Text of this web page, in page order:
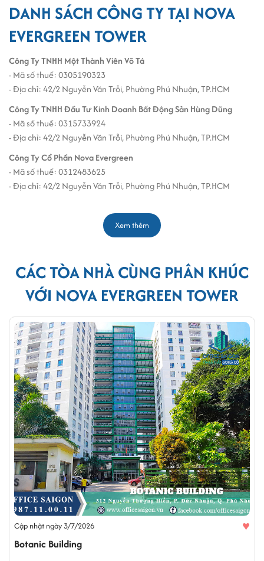
DANH SÁCH CÔNG TY TẠI NOVA
EVERGREEN TOWER
Công Ty TNHH Một Thành Viên Võ Tá
- Mã số thuế: 0305190323
- Địa chỉ: 42/2 Nguyễn Văn Trỗi, Phường Phú Nhuận, TP.HCM
Công Ty TNHH Đầu Tư Kinh Doanh Bất Động Sản Hùng Dũng
- Mã số thuế: 0315733924
- Địa chỉ: 42/2 Nguyễn Văn Trỗi, Phường Phú Nhuận, TP.HCM
Công Ty Cổ Phần Nova Evergreen
- Mã số thuế: 0312483625
- Địa chỉ: 42/2 Nguyễn Văn Trỗi, Phường Phú Nhuận, TP.HCM
Xem thêm
CÁC TÒA NHÀ CÙNG PHÂN KHÚC
VỚI NOVA EVERGREEN TOWER
Cập nhật ngày 3/7/2026 ♥
Botanic Building